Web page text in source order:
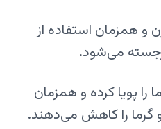
و همزمان استفاده از
می‌شود.
را پویا کرده و همزمان
را کاهش می‌دهند.